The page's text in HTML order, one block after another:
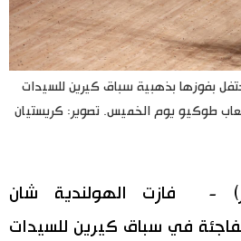
تواصل معنا
بفوزها بذهبية سباق كيرين للسيدات
طوكيو يوم الخميس. تصوير: كريستيان
إيزو (اليابان) (رويترز) - ‭‭‭ ‬‬‬فازت الهولندية شان
في سباق كيرين للسيدات